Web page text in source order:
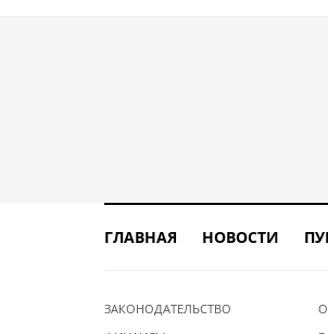
ГЛАВНАЯ НОВОСТИ
ЗАКОНОДАТЕЛЬСТВО